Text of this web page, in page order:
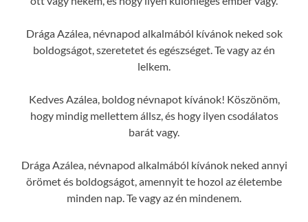
Drága Azálea, névnapod alkalmából kívánok neked sok
boldogságot, szeretetet és egészséget. Te vagy az én
lelkem.
Kedves Azálea, boldog névnapot kívánok! Köszönöm,
hogy mindig mellettem állsz, és hogy ilyen csodálatos
barát vagy.
Drága Azálea, névnapod alkalmából kívánok neked annyi
örömet és boldogságot, amennyit te hozol az életembe
minden nap. Te vagy az én mindenem.